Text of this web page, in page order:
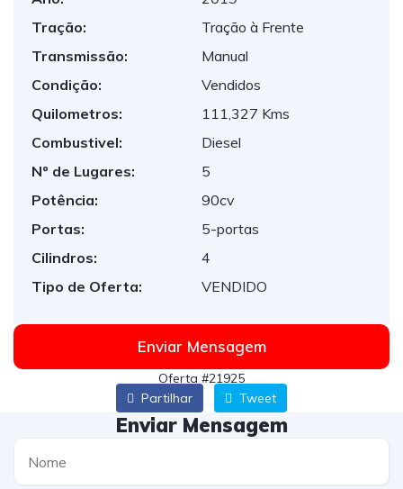
Tração:
Tração à Frente
Transmissão:
Manual
Condição:
Vendidos
Quilometros:
111,327 Kms
Combustivel:
Diesel
Nº de Lugares:
5
Potência:
90cv
Portas:
5-portas
Cilindros:
4
Tipo de Oferta:
VENDIDO
Enviar Mensagem
Oferta #21925
Partilhar
Tweet
Enviar Mensagem